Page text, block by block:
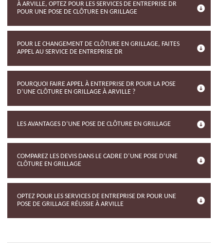
À ARVILLE, OPTEZ POUR LES SERVICES DE ENTREPRISE DR
POUR UNE POSE DE CLÔTURE EN GRILLAGE
POUR LE CHANGEMENT DE CLÔTURE EN GRILLAGE, FAITES
APPEL AU SERVICE DE ENTREPRISE DR
POURQUOI FAIRE APPEL À ENTREPRISE DR POUR LA POSE
D’UNE CLÔTURE EN GRILLAGE À ARVILLE ?
LES AVANTAGES D’UNE POSE DE CLÔTURE EN GRILLAGE
COMPAREZ LES DEVIS DANS LE CADRE D’UNE POSE D’UNE
CLÔTURE EN GRILLAGE
OPTEZ POUR LES SERVICES DE ENTREPRISE DR POUR UNE
POSE DE GRILLAGE RÉUSSIE À ARVILLE